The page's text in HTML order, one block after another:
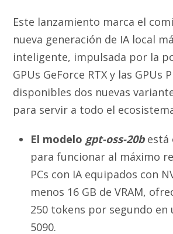
Este lanzamiento marca el
nueva generación de IA local
inteligente, impulsada por la
GPUs GeForce RTX y las GPUs
disponibles dos nuevas
para servir a todo el
El modelo gpt-oss-20bestá
para funcionar al máximo
PCs con IA equipados con
menos 16 GB de VRAM,
250 tokens por segundo en
5090.